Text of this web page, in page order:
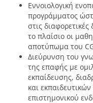
Εννοιολογική
προγράμματος
στις
το πλαίσιο οι
αποτύπωμα του
Διεύρυνση του
της επαφής με
εκπαίδευσης,
και
επιστημονικού